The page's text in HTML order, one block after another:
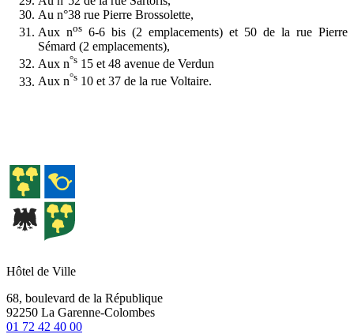
Au n°38 rue Pierre Brossolette,
Aux nos 6-6 bis (2 emplacements) et 50 de la rue Pierre
Sémard (2 emplacements),
Aux n°s 15 et 48 avenue de Verdun
Aux n°s 10 et 37 de la rue Voltaire.
Hôtel de Ville
68, boulevard de la République
92250 La Garenne-Colombes
01 72 42 40 00